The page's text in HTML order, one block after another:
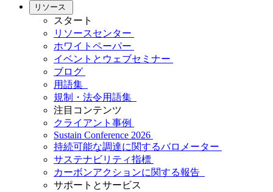
リソース
スタート
リソースセンター
ホワイトペーパー
イベントとウェブセミナー
ブログ
用語集
規制・法令用語集
注目コンテンツ
クライアント事例
Sustain Conference 2026
持続可能な調達に関するバロメーター
サステナビリティ指標
カーボンアクションに関する報告
サポートとサービス